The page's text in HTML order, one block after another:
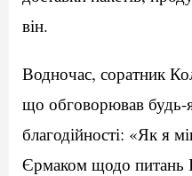
він.
Водночас, соратник
що обговорював будь-
благодійності: «Як я
Єрмаком щодо питань